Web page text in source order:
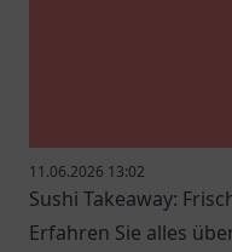
11.06.2026 13:02
Sushi Takeaway:
Erfahren Sie alles